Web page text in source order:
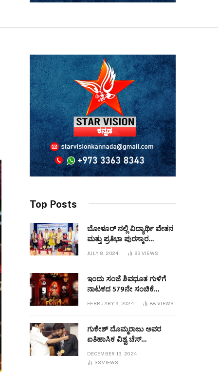
Top Posts
ಬೋಳೂರ್ ನಲ್ಲಿ ವಿದ್ಯಾರ್ಥಿ ವೇತನ
ಮತ್ತು ಪ್ರತಿಭಾ ಪುರಸ್ಕಾರ
ಕಾರ್ಯಕ್ರಮವನ್ನುಆಯೋಜಿಸಲಾಯಿತು
JULY 8, 2024 93 VIEWS
ಇಂದು ಸಂಜೆ ಶಿವಧೂತ ಗುಳಿಗೆ
ನಾಟಕದ 579ನೇ ಸಂಚಿಕೆ
FEBRUARY 9, 2024 88VIEWS
ಗುಕೇಶ್ ದೊಮ್ಮರಾಜು ಅವರ
ಐತಿಹಾಸಿಕ ವಿಶ್ವ ಚೆಸ್
DECEMBER 13, 2024
33VIEWS